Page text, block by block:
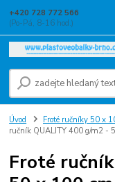
+420 728 772 566
(Po-Pá, 8-16 hod.)
Úvod Froté ručníky 50 x
ručník QUALITY 400 g/m2 -
Froté